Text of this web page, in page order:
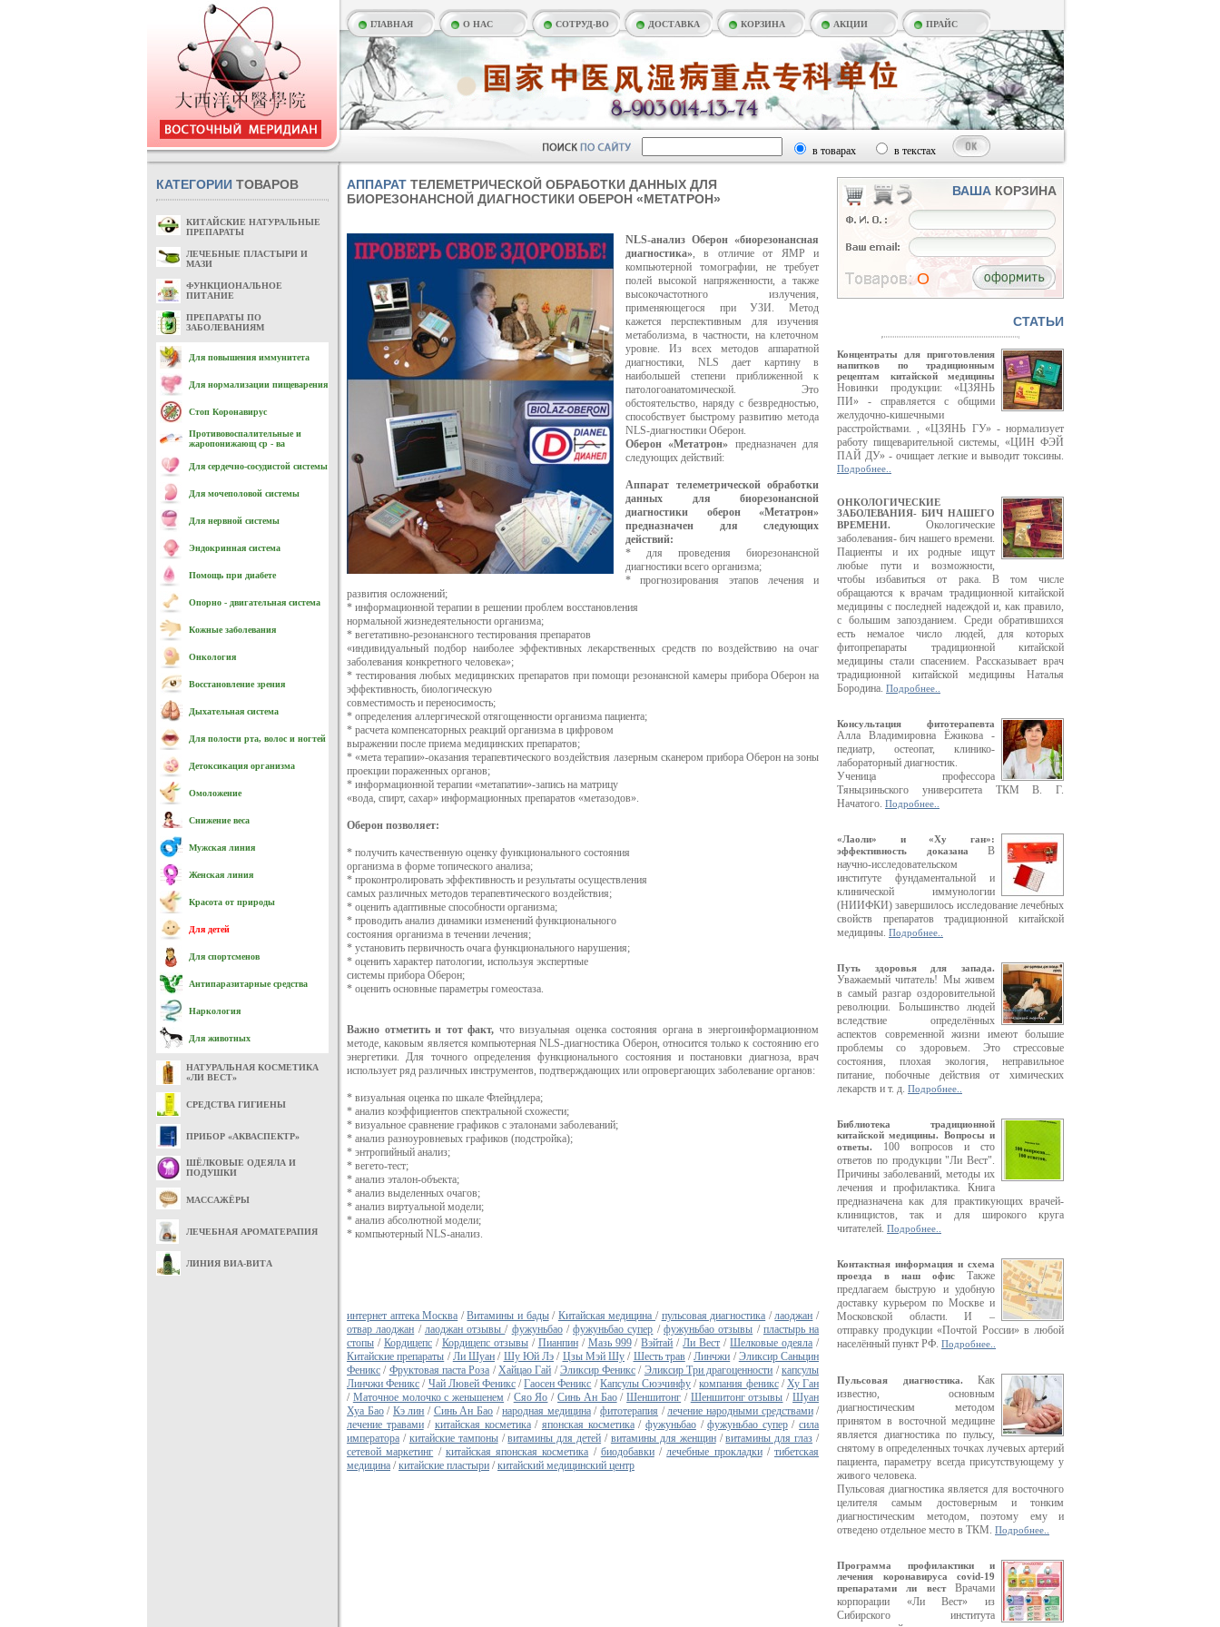
ГЛАВНАЯ О НАС СОТРУД-ВО ДОСТАВКА КОРЗИНА АКЦИИ ПРАЙС
в товарах в текстах
КАТЕГОРИИ ТОВАРОВ
КИТАЙСКИЕ НАТУРАЛЬНЫЕ
ПРЕПАРАТЫ
ЛЕЧЕБНЫЕ ПЛАСТЫРИ И
МАЗИ
ФУНКЦИОНАЛЬНОЕ
ПИТАНИЕ
ПРЕПАРАТЫ ПО
ЗАБОЛЕВАНИЯМ
Для повышения иммунитета
Для нормализации пищеварения
Стоп Коронавирус
Противовоспалительные и
жаропонижающ ср - ва
Для сердечно-cосудистой системы
Для мочеполовой системы
Для нервной системы
Эндокринная система
Помощь при диабете
Опорно - двигательная система
Кожные заболевания
Онкология
Восстановление зрения
Дыхательная система
Для полости рта, волос и ногтей
Детоксикация организма
Омоложение
Снижение веса
Мужская линия
Женская линия
Красота от природы
Для детей
Для спортсменов
Антипаразитарные средства
Наркология
Для животных
НАТУРАЛЬНАЯ КОСМЕТИКА
«ЛИ ВЕСТ»
СРЕДСТВА ГИГИЕНЫ
ПРИБОР «АКВАСПЕКТР»
ШЁЛКОВЫЕ ОДЕЯЛА И
ПОДУШКИ
МАССАЖЁРЫ
ЛЕЧЕБНАЯ АРОМАТЕРАПИЯ
ЛИНИЯ ВИА-ВИТА
АППАРАТ ТЕЛЕМЕТРИЧЕСКОЙ ОБРАБОТКИ ДАННЫХ ДЛЯ
БИОРЕЗОНАНСНОЙ ДИАГНОСТИКИ ОБЕРОН «МЕТАТРОН»
NLS-анализ Оберон «биорезонансная
диагностика», в отличие от ЯМР и
компьютерной томографии, не требует
полей высокой напряженности, а также
высокочастотного излучения,
применяющегося при УЗИ. Метод
кажется перспективным для изучения
метаболизма, в частности, на клеточном
уровне. Из всех методов аппаратной
диагностики, NLS дает картину в
наибольшей степени приближенной к
патологоанатомической. Это
обстоятельство, наряду с безвредностью,
способствует быстрому развитию метода
NLS-диагностики Оберон.
Оберон «Метатрон» предназначен для
следующих действий:
Аппарат телеметрической обработки
данных для биорезонансной
диагностики оберон «Метатрон»
предназначен для следующих
действий:
* для проведения биорезонансной
диагностики всего организма;
* прогнозирования этапов лечения и
развития осложнений;
* информационной терапии в решении проблем восстановления
нормальной жизнедеятельности организма;
* вегетативно-резонансного тестирования препаратов
«индивидуальный подбор наиболее эффективных лекарственных средств по воздействию на очаг
заболевания конкретного человека»;
* тестирования любых медицинских препаратов при помощи резонансной камеры прибора Оберон на
эффективность, биологическую
совместимость и переносимость;
* определения аллергической отягощенности организма пациента;
* расчета компенсаторных реакций организма в цифровом
выражении после приема медицинских препаратов;
* «мета терапии»-оказания терапевтического воздействия лазерным сканером прибора Оберон на зоны
проекции пораженных органов;
* информационной терапии «метапатии»-запись на матрицу
«вода, спирт, сахар» информационных препаратов «метазодов».
Оберон позволяет:
* получить качественную оценку функционального состояния
организма в форме топического анализа;
* проконтролировать эффективность и результаты осуществления
самых различных методов терапевтического воздействия;
* оценить адаптивные способности организма;
* проводить анализ динамики изменений функционального
состояния организма в течении лечения;
* установить первичность очага функционального нарушения;
* оценить характер патологии, используя экспертные
системы прибора Оберон;
* оценить основные параметры гомеостаза.
Важно отметить и тот факт, что визуальная оценка состояния органа в энергоинформационном
методе, каковым является компьютерная NLS-диагностика Оберон, относится только к состоянию его
энергетики. Для точного определения функционального состояния и постановки диагноза, врач
использует ряд различных инструментов, подтверждающих или опровергающих заболевание органов:
* визуальная оценка по шкале Флейндлера;
* анализ коэффициентов спектральной схожести;
* визуальное сравнение графиков с эталонами заболеваний;
* анализ разноуровневых графиков (подстройка);
* энтропийный анализ;
* вегето-тест;
* анализ эталон-объекта;
* анализ выделенных очагов;
* анализ виртуальной модели;
* анализ абсолютной модели;
* компьютерный NLS-анализ.
интернет аптека Москва /Витамины и бады/ Китайская медицина/ пульсовая диагностика /лаоджан /
отвар лаоджан / лаоджан отзывы/ фужуньбао/фужуньбао супер /фужуньбао отзывы / пластырь на
стопы / Кордицепс/ Кордицепс отзывы/ Пианпин/ Мазь 999/Вэйтай /Ли Вест /Шелковые одеяла /
Китайские препараты /Ли Шуан / Шу Юй Лэ / Цзы Мэй Шу / Шесть трав/Линчжи /Эликсир Саньцин
Феникс / Фруктовая паста Роза /Хайцао Гай /Эликсир Феникс / Эликсир Три драгоценности /капсулы
Линчжи Феникс / Чай Лювей Феникс/Гаосен Феникс /Капсулы Сюэчинфу /компания феникс/Ху Ган
/ Маточное молочко с женьшенем / Сяо Яо /Синь Ан Бао/Шеншитонг / Шеншитонг отзывы /Шуан
Хуа Бао/ Кэ лин / Синь Ан Бао/народная медицина/фитотерапия /лечение народными средствами/
лечение травами/ китайская косметика/ японская косметика/ фужуньбао/фужуньбао супер/сила
императора / китайские тампоны/витамины для детей / витамины для женщин/витамины для глаз /
сетевой маркетинг / китайская японская косметика / биодобавки/лечебные прокладки/ тибетская
медицина /китайские пластыри /китайский медицинский центр
ВАША КОРЗИНА
O
CТАТЬИ
Концентраты для приготовления
напитков по традиционным
рецептам китайской медицины
Новинки продукции: «ЦЗЯНЬ
ПИ» - справляется с общими
желудочно-кишечными
расстройствами. , «ЦЗЯНЬ ГУ» - нормализует
работу пищеварительной системы, «ЦИН ФЭЙ
ПАЙ ДУ» - очищает легкие и выводит токсины.
Подробнее..
ОНКОЛОГИЧЕСКИЕ
ЗАБОЛЕВАНИЯ- БИЧ НАШЕГО
ВРЕМЕНИ.
Окологические
заболевания- бич нашего времени.
Пациенты и их родные ищут
любые пути и возможности,
чтобы избавиться от рака. В том числе
обращаются к врачам традиционной китайской
медицины с последней надеждой и, как правило,
с большим запозданием. Среди обратившихся
есть немалое число людей, для которых
фитопрепараты традиционной китайской
медицины стали спасением. Рассказывает врач
традиционной китайской медицины Наталья
Бородина. Подробнее..
Консультация фитотерапевта
Алла Владимировна Ёжикова -
педиатр, остеопат, клинико-
лабораторный диагностик.
Ученица профессора
Тяньцзиньского университета ТКМ В. Г.
Начатого. Подробнее..
«Лаоли» и «Ху ган»:
эффективность доказана
В
научно-исследовательском
институте фундаментальной и
клинической иммунологии
(НИИФКИ) завершилось исследование лечебных
свойств препаратов традиционной китайской
медицины. Подробнее..
Путь здоровья для запада.
Уважаемый читатель! Мы живем
в самый разгар оздоровительной
революции. Большинство людей
вследствие определённых
аспектов современной жизни имеют большие
проблемы со здоровьем. Это стрессовые
состояния, плохая экология, неправильное
питание, побочные действия от химических
лекарств и т. д. Подробнее..
Библиотека традиционной
китайской медицины. Вопросы и
ответы.
100 вопросов и сто
ответов по продукции "Ли Вест".
Причины заболеваний, методы их
лечения и профилактика. Книга
предназначена как для практикующих врачей-
клиницистов, так и для широкого круга
читателей. Подробнее..
Контактная информация и схема
проезда в наш офис Также
предлагаем быструю и удобную
доставку курьером по Москве и
Московской области. И –
отправку продукции «Почтой России» в любой
населённый пункт РФ. Подробнее..
Пульсовая диагностика.
Как
известно, основным
диагностическим методом
принятом в восточной медицине
является диагностика по пульсу,
снятому в определенных точках лучевых артерий
пациента, параметру всегда присутствующему у
живого человека.
Пульсовая диагностика является для восточного
целителя самым достоверным и тонким
диагностическим методом, поэтому ему и
отведено отдельное место в ТКМ. Подробнее..
Программа профилактики и
лечения коронавируса covid-19
препаратами ли вестВрачами
корпорации «Ли Вест» из
Сибирского института